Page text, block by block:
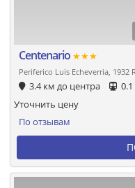
Centenario ★★★
Periferico Luis Echeverria, 1932
3.4 км до центра
По отзывам
Уточнить цену